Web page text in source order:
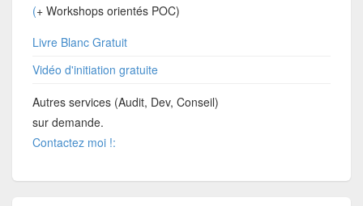
(+ Workshops orientés POC)
Livre Blanc Gratuit
Vidéo d'initiation gratuite
Autres services (Audit, Dev, Conseil)
sur demande.
Contactez moi !: